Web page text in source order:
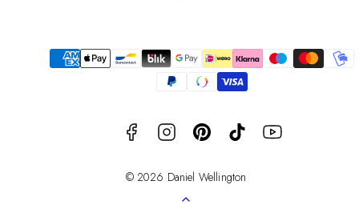
Modalità
pagamento
© 2026 Daniel Wellington